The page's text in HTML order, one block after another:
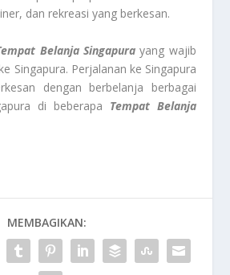
dan rekreasi yang berkesan.
Belanja Singapurayang wajib
Singapura. Perjalanan ke Singapura
dengan berbelanja berbagai
di beberapa Tempat Belanja
MEMBAGIKAN: